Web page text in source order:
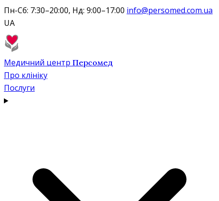
Пн-Сб: 7:30–20:00, Нд: 9:00–17:00 info@persomed.com.ua
UA
Медичний центр Персомед
Про клініку
Послуги